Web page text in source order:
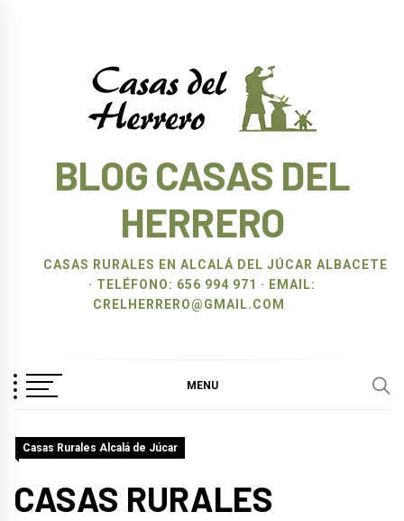
BLOG CASAS DEL
HERRERO
CASAS RURALES EN ALCALÁ DEL JÚCAR ALBACETE
· TELÉFONO: 656 994 971 · EMAIL:
CRELHERRERO@GMAIL.COM
MENU
Casas Rurales Alcalá de Júcar
CASAS RURALES